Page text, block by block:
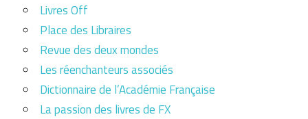
Livres Off
Place des Libraires
Revue des deux mondes
Les réenchanteurs associés
Dictionnaire de l’Académie Française
La passion des livres de FX